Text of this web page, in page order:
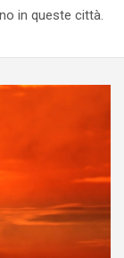
in queste città.